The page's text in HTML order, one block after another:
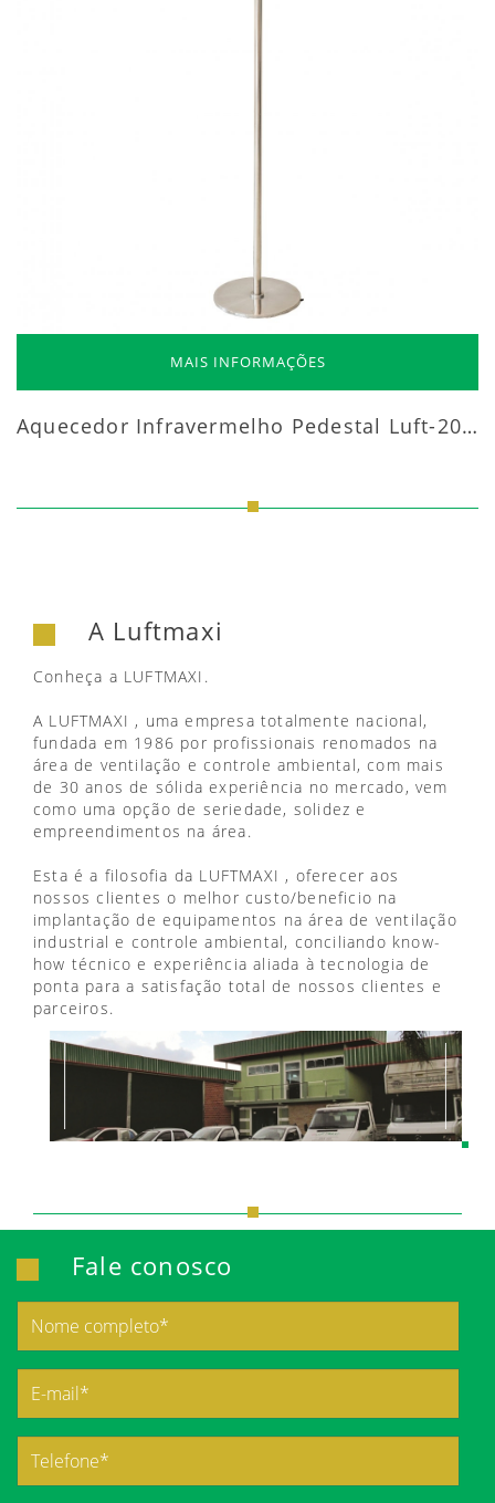
MAIS INFORMAÇÕES
Aquecedor Infravermelho Pedestal Luft-20000
A Luftmaxi
Conheça a LUFTMAXI.
A LUFTMAXI , uma empresa totalmente nacional,
fundada em 1986 por profissionais renomados na
área de ventilação e controle ambiental, com mais
de 30 anos de sólida experiência no mercado, vem
como uma opção de seriedade, solidez e
empreendimentos na área.
Esta é a filosofia da LUFTMAXI , oferecer aos
nossos clientes o melhor custo/beneficio na
implantação de equipamentos na área de ventilação
industrial e controle ambiental, conciliando know-
how técnico e experiência aliada à tecnologia de
ponta para a satisfação total de nossos clientes e
parceiros.
Fale conosco